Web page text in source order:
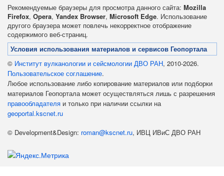
Рекомендуемые браузеры для просмотра данного сайта: Mozilla
Firefox, Opera, Yandex Browser, Microsoft Edge. Использование
другого браузера может повлечь некорректное отображение
содержимого веб-страниц.
Условия использования материалов и сервисов Геопортала
© Институт вулканологии и сейсмологии ДВО РАН, 2010-2026.
Пользовательское соглашение.
Любое использование либо копирование материалов или подборки
материалов Геопортала может осуществляться лишь с разрешения
правообладателя и только при наличии ссылки на
geoportal.kscnet.ru
© Development&Design: roman@kscnet.ru, ИВЦ ИВиС ДВО РАН